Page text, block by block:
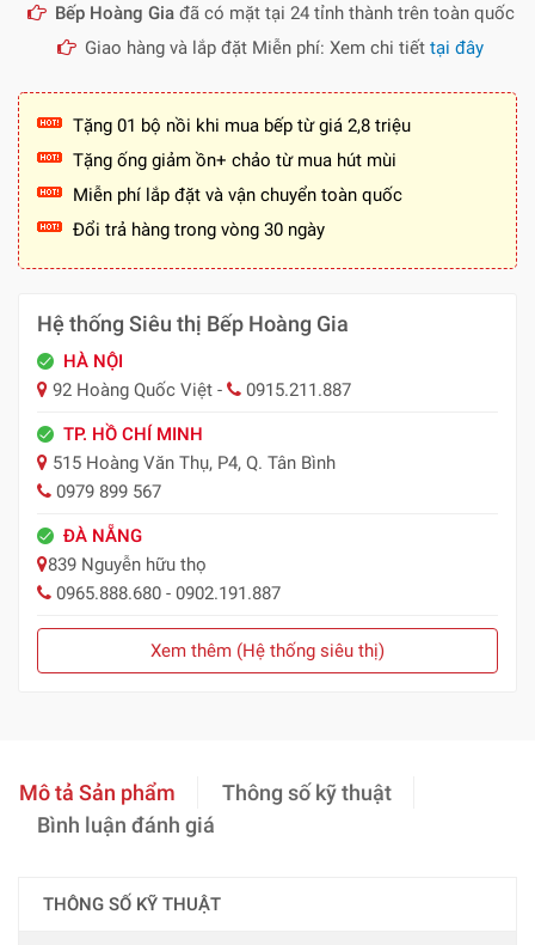
Bếp Hoàng Giađã có mặt tại 24 tỉnh thành trên toàn quốc
Giao hàng và lắp đặt Miễn phí: Xem chi tiết tại đây
Tặng 01 bộ nồi khi mua bếp từ giá 2,8 triệu
Tặng ống giảm ồn+ chảo từ mua hút mùi
Miễn phí lắp đặt và vận chuyển toàn quốc
Đổi trả hàng trong vòng 30 ngày
Hệ thống Siêu thị Bếp Hoàng Gia
HÀ NỘI
92 Hoàng Quốc Việt -
0915.211.887
TP. HỒ CHÍ MINH
515 Hoàng Văn Thụ, P4, Q. Tân Bình
0979 899 567
ĐÀ NẴNG
839 Nguyễn hữu thọ
0965.888.680 - 0902.191.887
Xem thêm (Hệ thống siêu thị)
Mô tả Sản phẩm
Thông số kỹ thuật
Bình luận đánh giá
THÔNG SỐ KỸ THUẬT